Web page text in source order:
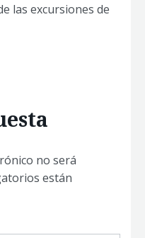
las excursiones de
no será
están